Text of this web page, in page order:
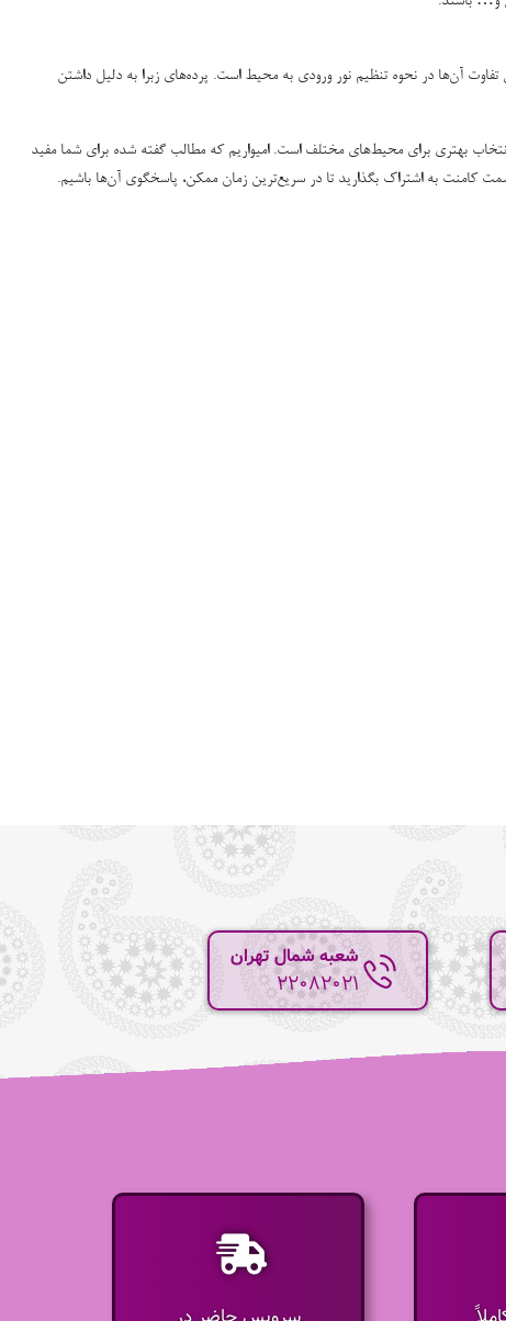
آن‌ها در نحوه تنظیم نور ورودی به محیط است. پرده‌های زبرا به دلیل داشتن
انتخاب بهتری برای محیط‌های مختلف است. امیواریم که مطالب گفته شده برای شما مفید
کامنت به اشتراک بگذارید تا در سریع‌ترین زمان ممکن، پاسخگوی آن‌ها باشیم.
شعبه شمال تهران
22082021